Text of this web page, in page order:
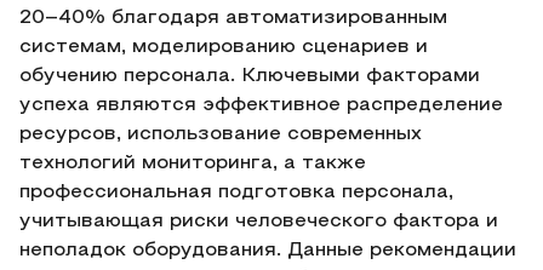
20–40% благодаря автоматизированным
системам, моделированию сценариев и
обучению персонала. Ключевыми факторами
успеха являются эффективное распределение
ресурсов, использование современных
технологий мониторинга, а также
профессиональная подготовка персонала,
учитывающая риски человеческого фактора и
неполадок оборудования. Данные рекомендации